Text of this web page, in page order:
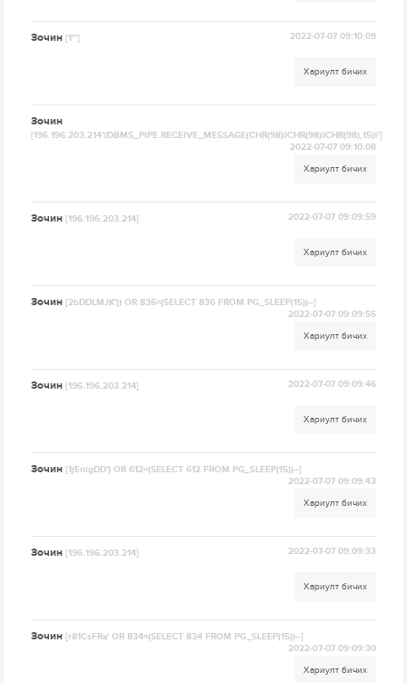
Зочин[1'"] 2022-07-07 09:10:09
Хариулт бичих
Зочин
[196.196.203.214'||DBMS_PIPE.RECEIVE_MESSAGE(CHR(98)||CHR(98)||CHR(98),15)||']
2022-07-07 09:10:08
Хариулт бичих
Зочин[196.196.203.214] 2022-07-07 09:09:59
Хариулт бичих
Зочин[2bDDLMJK')) OR 836=(SELECT 836 FROM PG_SLEEP(15))--]
2022-07-07 09:09:55
Хариулт бичих
Зочин[196.196.203.214] 2022-07-07 09:09:46
Хариулт бичих
Зочин[1jEnigDD') OR 612=(SELECT 612 FROM PG_SLEEP(15))--]
2022-07-07 09:09:43
Хариулт бичих
Зочин[196.196.203.214] 2022-07-07 09:09:33
Хариулт бичих
Зочин[r81CsFRa' OR 834=(SELECT 834 FROM PG_SLEEP(15))--]
2022-07-07 09:09:30
Хариулт бичих